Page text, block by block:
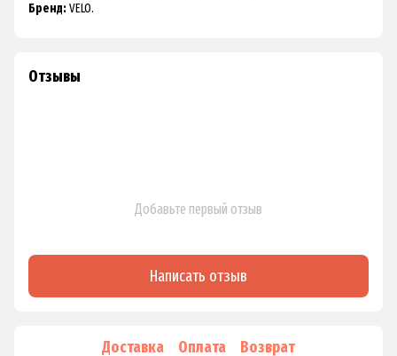
Бренд:VELO.
Отзывы
Добавьте первый отзыв
Написать отзыв
Доставка Оплата Возврат